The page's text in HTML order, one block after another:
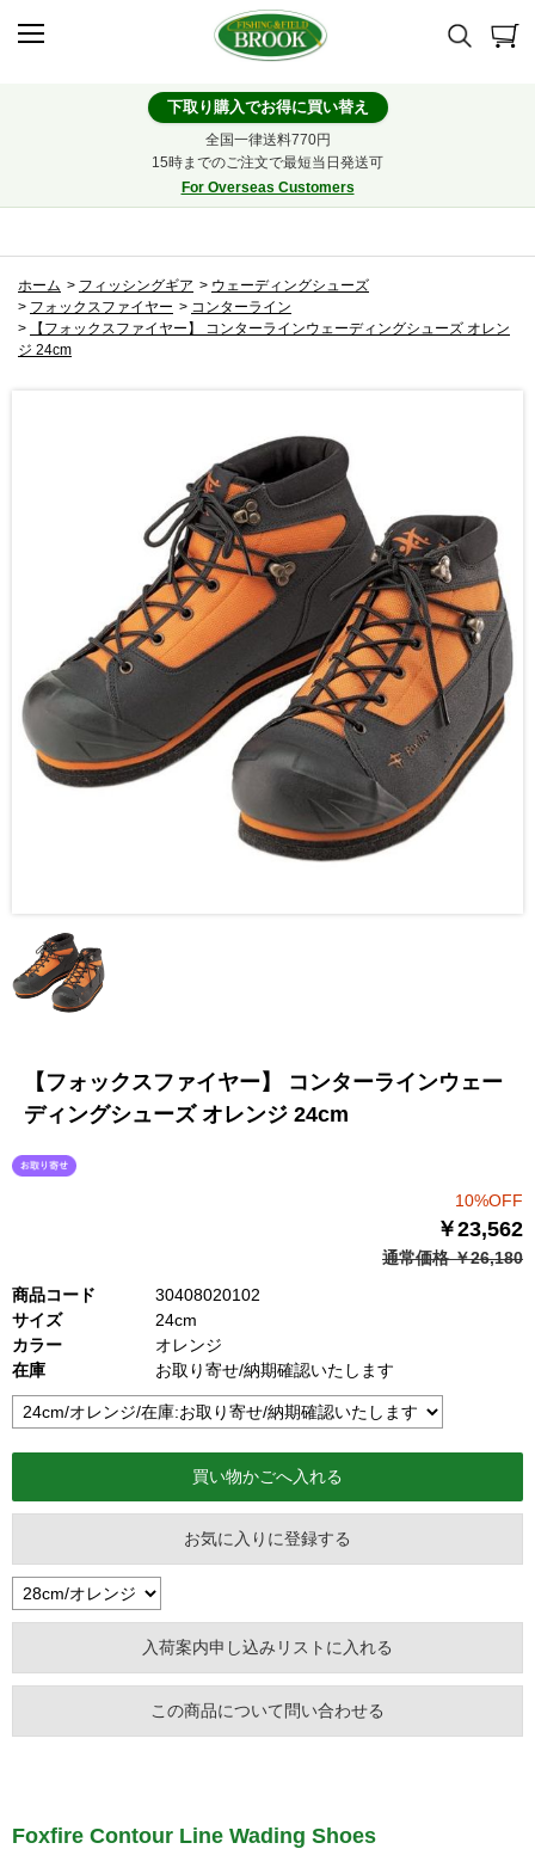
下取り購入でお得に買い替え
全国一律送料770円
15時までのご注文で最短当日発送可
For Overseas Customers
ホーム > フィッシングギア > ウェーディングシューズ
> フォックスファイヤー > コンターライン
>
【フォックスファイヤー】 コンターラインウェーディングシューズ オレン
ジ 24cm
【フォックスファイヤー】 コンターラインウェー
ディングシューズ オレンジ 24cm
10%OFF
￥23,562
通常価格 ￥26,180
商品コード
30408020102
サイズ
24cm
カラー
オレンジ
在庫
お取り寄せ/納期確認いたします
お気に入りに登録する
この商品について問い合わせる
Foxfire Contour Line Wading Shoes